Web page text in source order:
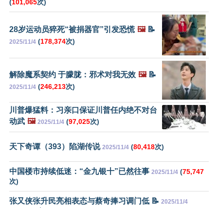
(101,065次)
28岁运动员猝死“被捐器官”引发恐慌 🖼️📝
2025/11/4 (178,374次)
解除魔系契约 于朦胧：邪术对我无效 🖼️📝
2025/11/4 (246,213次)
川普爆猛料：习亲口保证川普任内绝不对台
动武 🖼️ 2025/11/4 (97,025次)
天下奇谭（393）陷湖传说 2025/11/4 (80,418次)
中国楼市持续低迷：“金九银十”已然往事 2025/11/4 (75,747
次)
张又侠张升民亮相表态与蔡奇捧习调门低 📝 2025/11/4